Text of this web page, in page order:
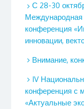
С 28-30
Международная
конференция
инновации,
Внимание,
IV
конференция с
«Актуальные